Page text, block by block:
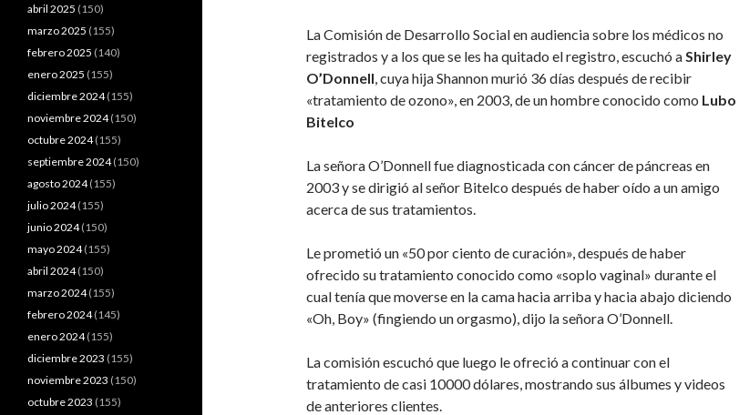
La Comisión de Desarrollo Social en audiencia sobre los médicos no
registrados y a los que se les ha quitado el registro, escuchó aShirley
O’Donnell, cuya hija Shannon murió 36 días después de recibir
«tratamiento de ozono», en 2003, de un hombre conocido como Lubo
Bitelco
La señora O’Donnell fue diagnosticada con cáncer de páncreas en
2003 y se dirigió al señor Bitelco después de haber oído a un amigo
acerca de sus tratamientos.
Le prometió un «50 por ciento de curación», después de haber
ofrecido su tratamiento conocido como «soplo vaginal» durante el
cual tenía que moverse en la cama hacia arriba y hacia abajo diciendo
«Oh, Boy» (fingiendo un orgasmo), dijo la señora O’Donnell.
La comisión escuchó que luego le ofreció a continuar con el
tratamiento de casi 10000 dólares, mostrando sus álbumes y videos
de anteriores clientes.
abril 2025 (150)
marzo 2025 (155)
febrero 2025 (140)
enero 2025 (155)
diciembre 2024(155)
noviembre 2024(150)
octubre 2024(155)
septiembre 2024(150)
agosto 2024(155)
julio 2024(155)
junio 2024(150)
mayo 2024(155)
abril 2024(150)
marzo 2024(155)
febrero 2024(145)
enero 2024(155)
diciembre 2023 (155)
noviembre 2023 (150)
octubre 2023 (155)